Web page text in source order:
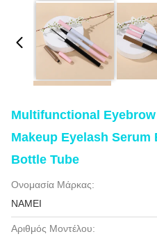
Multifunctional
Makeup Eyelash Serum
Bottle Tube
Ονομασία Μάρκας:
NAMEI
Αριθμός Μοντέλου: